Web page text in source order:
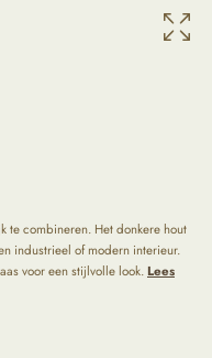
te combineren. Het donkere hout
industrieel of modern interieur.
voor een stijlvolle look.Lees